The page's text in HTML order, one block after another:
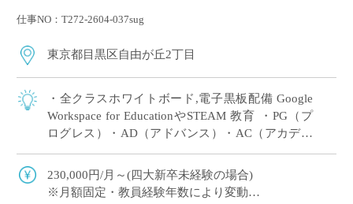
仕事NO：T272-2604-037sug
東京都目黒区自由が丘2丁目
・全クラスホワイトボード,電子黒板配備 Google
Workspace for EducationやSTEAM 教育 ・PG（プ
ログレス）・AD（アドバンス）・AC（アカデミ
230,000円/月～(四大新卒未経験の場合)
※月額固定・教員経験年数により変動